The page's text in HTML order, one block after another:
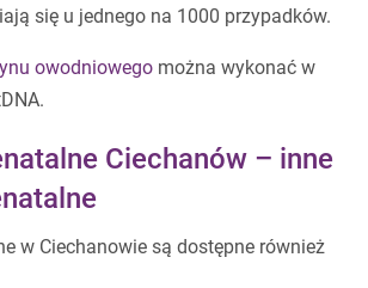
się u jednego na 1000 przypadków.
owodniowego można wykonać w
Ciechanów – inne
w Ciechanowie są dostępne również